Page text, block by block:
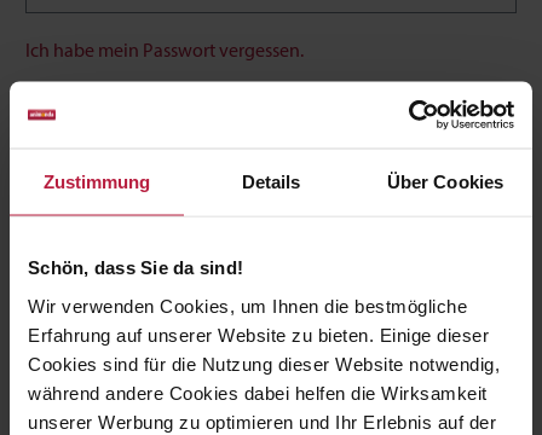
Zustimmung Details Über Cookies
Schön, dass Sie da sind!
Wir verwenden Cookies, um Ihnen die bestmögliche
Erfahrung auf unserer Website zu bieten. Einige dieser
Cookies sind für die Nutzung dieser Website notwendig,
während andere Cookies dabei helfen die Wirksamkeit
unserer Werbung zu optimieren und Ihr Erlebnis auf der
Ich habe mein Passwort vergessen.
Anmelden